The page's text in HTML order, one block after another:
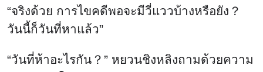
“จริงด้วย การไขคดีพอจะมีวี่แววบ้างหรือยัง？
วันนี้ก็วันที่หาแล้ว”
“วันที่ห้าอะไรกัน？” หยวนชิงหลิงถามด้วยความ